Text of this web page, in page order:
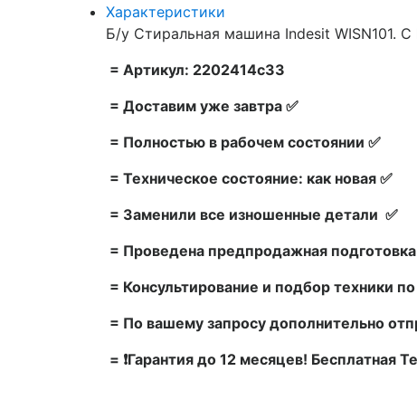
Характеристики
Б/у Стиральная машина Indesit WISN101. С
= Артикул: 2202414c33
= Доставим уже завтра ✅
= Полностью в рабочем состоянии ✅
= Техническое состояние: как новая ✅
= Заменили все изношенные детали ✅
= Проведена предпродажная
= Консультирование и подбор техники
= По вашему запросу дополнительно
= ❗Гарантия до 12 месяцев! Бесплатная